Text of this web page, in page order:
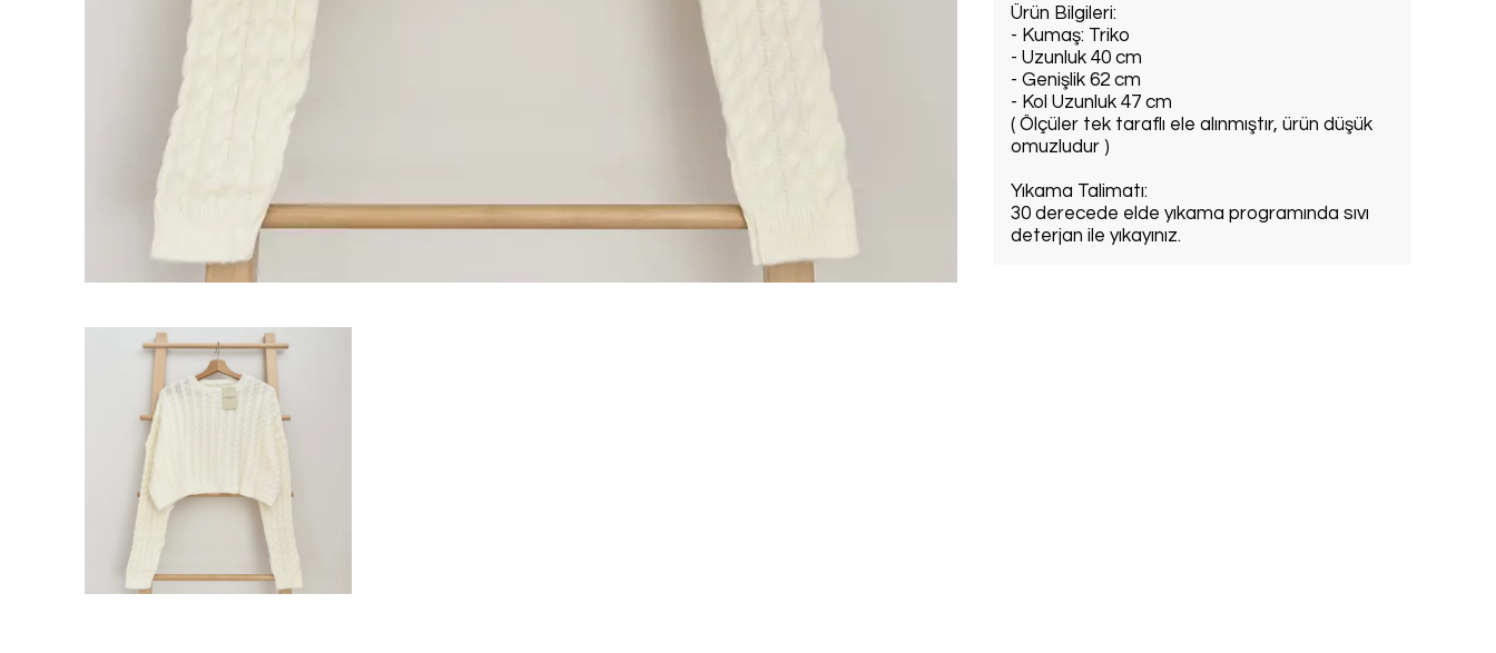
Ürün Bilgileri:
- Kumaş: Triko
- Uzunluk 40 cm
- Genişlik 62 cm
- Kol Uzunluk 47 cm
( Ölçüler tek taraflı ele alınmıştır, ürün düşük
omuzludur )
Yıkama Talimatı:
30 derecede elde yıkama programında sıvı
deterjan ile yıkayınız.